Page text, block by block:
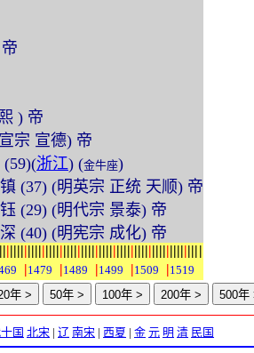
) 帝
宗 宣德) 帝
(59)(浙江) (金牛座)
(37) (明英宗 正统 天顺) 帝
(29) (明代宗 景泰) 帝
(40) (明宪宗 成化) 帝
|||||||||||||||||||||||||||||||||||||||||||||||||||||||||
|1479 |1489 |1499 |1509 |1519
国 北宋 | 辽 南宋 | 西夏 | 金 元 明 清 民国